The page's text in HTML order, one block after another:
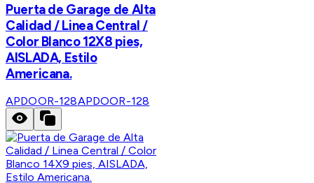
Puerta de Garage de Alta
Calidad / Linea Central /
Color Blanco 12X8 pies,
AISLADA, Estilo
Americana.
APDOOR-128APDOOR-128